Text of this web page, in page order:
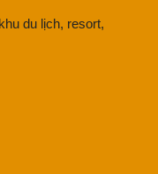
du lịch, resort,